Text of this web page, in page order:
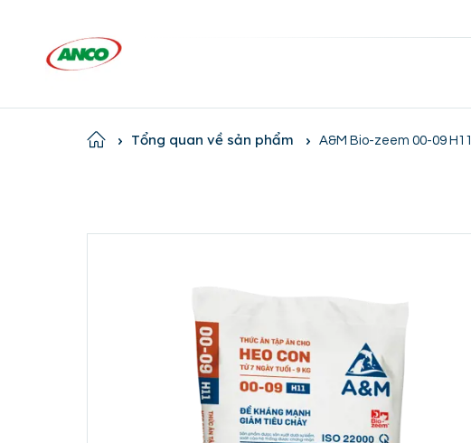
Home Tổng quan về sản phẩm A&M Bio-zeem 00-09 H11